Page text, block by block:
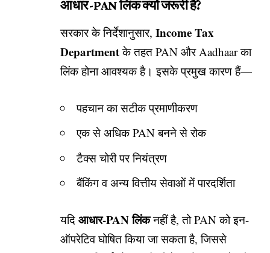
आधार-PAN लिंक क्यों जरूरी है?
सरकार के निर्देशानुसार, Income Tax
Departmentके तहत PAN और Aadhaar का
लिंक होना आवश्यक है। इसके प्रमुख कारण हैं—
पहचान का सटीक प्रमाणीकरण
एक से अधिक PAN बनने से रोक
टैक्स चोरी पर नियंत्रण
बैंकिंग व अन्य वित्तीय सेवाओं में पारदर्शिता
यदि आधार-PAN लिंकनहीं है, तो PAN को इन-
ऑपरेटिव घोषित किया जा सकता है, जिससे